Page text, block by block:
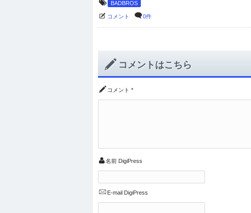
BADBROS
コメント 0件
コメントはこちら
コメント *
名前 DigiPress
E-mail DigiPress